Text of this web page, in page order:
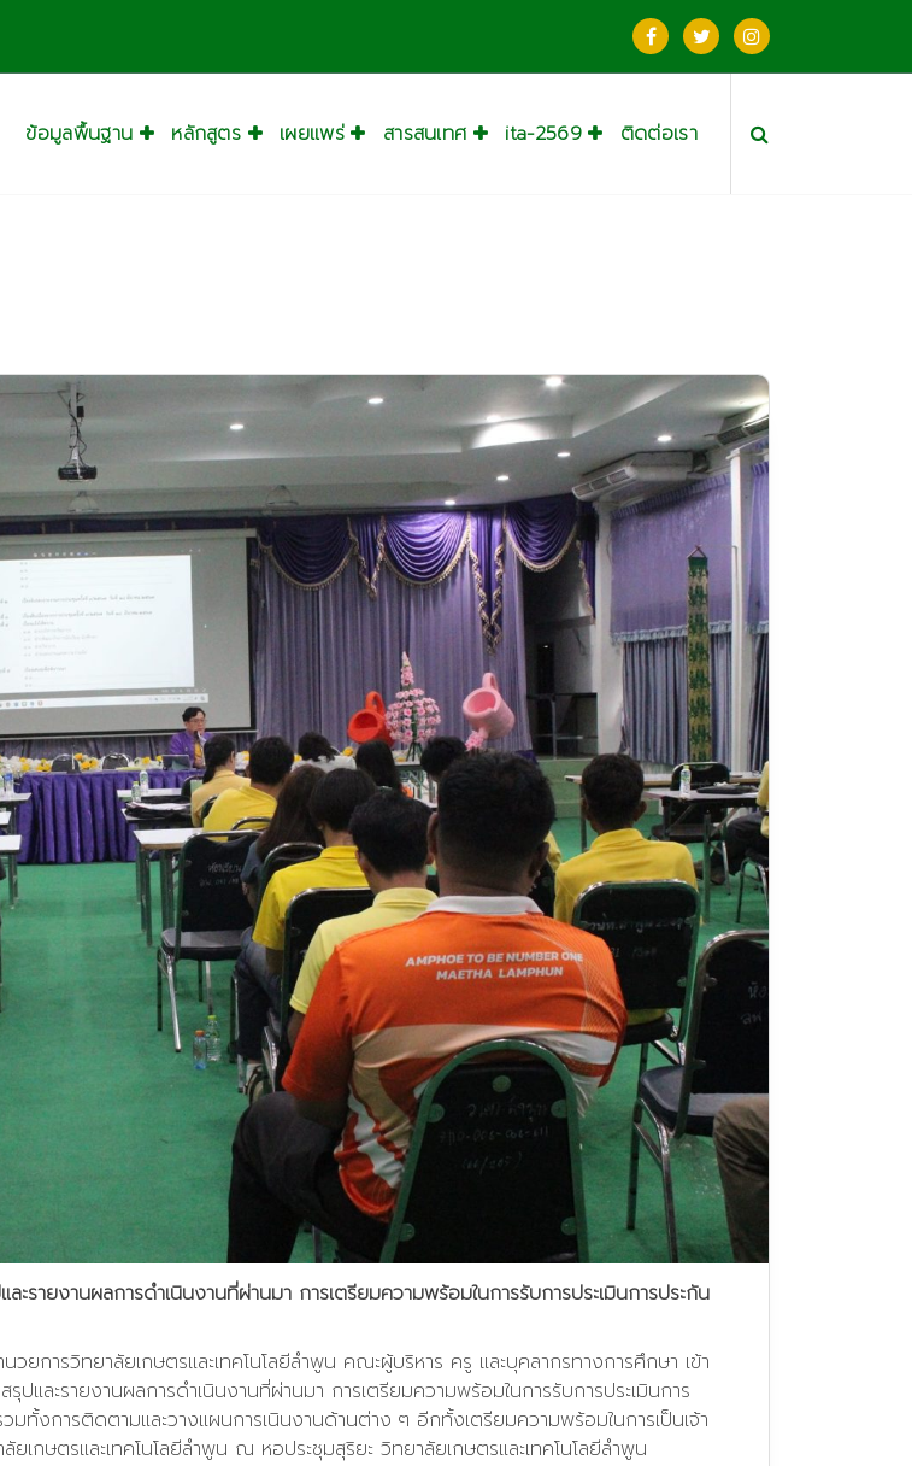
ข้อมูลพื้นฐาน หลักสูตร เผยแพร่ สารสนเทศ ita-2569 ติดต่อเรา
ายงานผลการดำเนินงานที่ผ่านมา การเตรียมความพร้อมในการรับการประเมินการประกัน
ารวิทยาลัยเกษตรและเทคโนโลยีลำพูน คณะผู้บริหาร ครู และบุคลากรทางการศึกษา เข้า
ละรายงานผลการดำเนินงานที่ผ่านมา การเตรียมความพร้อมในการรับการประเมินการ
งการติดตามและวางแผนการเนินงานด้านต่าง ๆ อีกทั้งเตรียมความพร้อมในการเป็นเจ้า
กษตรและเทคโนโลยีลำพูน ณ หอประชุมสุริยะ วิทยาลัยเกษตรและเทคโนโลยีลำพูน